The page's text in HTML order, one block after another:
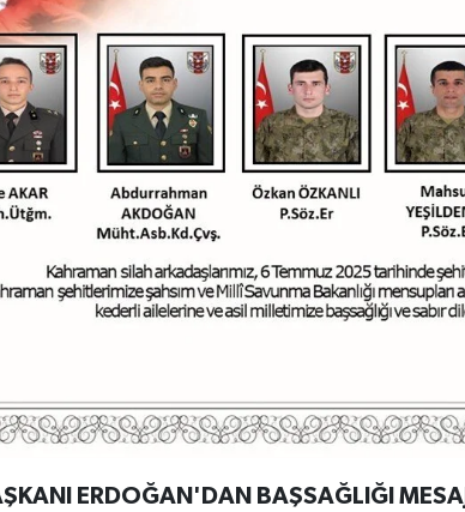
ERDOĞAN'DAN BAŞSAĞLIĞI MESAJI